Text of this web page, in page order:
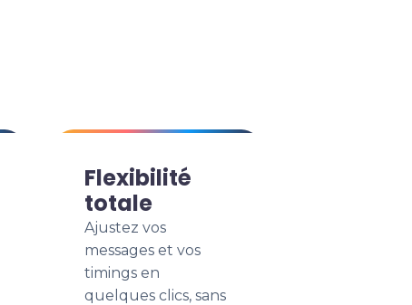
Flexibilité
totale
Ajustez vos
messages et vos
timings en
quelques clics, sans